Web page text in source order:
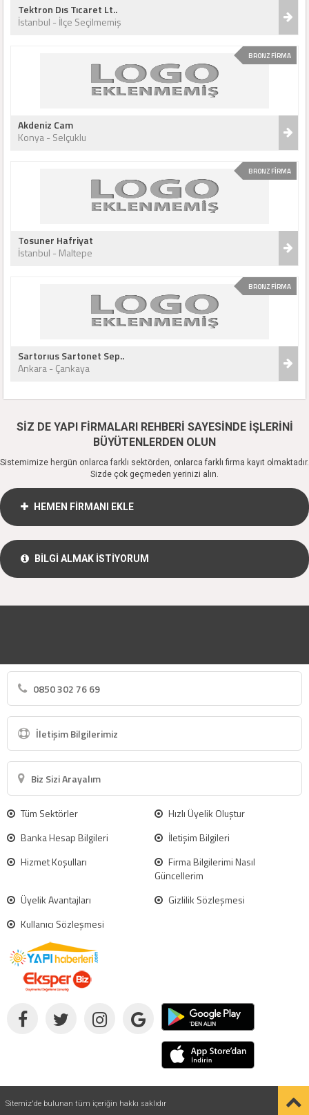
Tektron Dıs Tıcaret Lt..
İstanbul - İlçe Seçilmemiş
BRONZ FİRMA
Akdeniz Cam
Konya - Selçuklu
BRONZ FİRMA
Tosuner Hafriyat
İstanbul - Maltepe
BRONZ FİRMA
Sartorıus Sartonet Sep..
Ankara - Çankaya
SİZ DE YAPI FİRMALARI REHBERİ SAYESİNDE İŞLERİNİ
BÜYÜTENLERDEN OLUN
Sistemimize hergün onlarca farklı sektörden, onlarca farklı firma kayıt olmaktadır.
Sizde çok geçmeden yerinizi alın.
HEMEN FİRMANI EKLE
BİLGİ ALMAK İSTİYORUM
0850 302 76 69
İletişim Bilgilerimiz
Biz Sizi Arayalım
Tüm Sektörler
Hızlı Üyelik Oluştur
Banka Hesap Bilgileri
İletişim Bilgileri
Hizmet Koşulları
Firma Bilgilerimi Nasıl
Güncellerim
Üyelik Avantajları
Gizlilik Sözleşmesi
Kullanıcı Sözleşmesi
Sitemiz'de bulunan tüm içeriğin hakkı saklıdır